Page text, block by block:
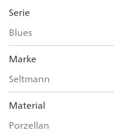
Serie
Blues
Marke
Seltmann
Material
Porzellan